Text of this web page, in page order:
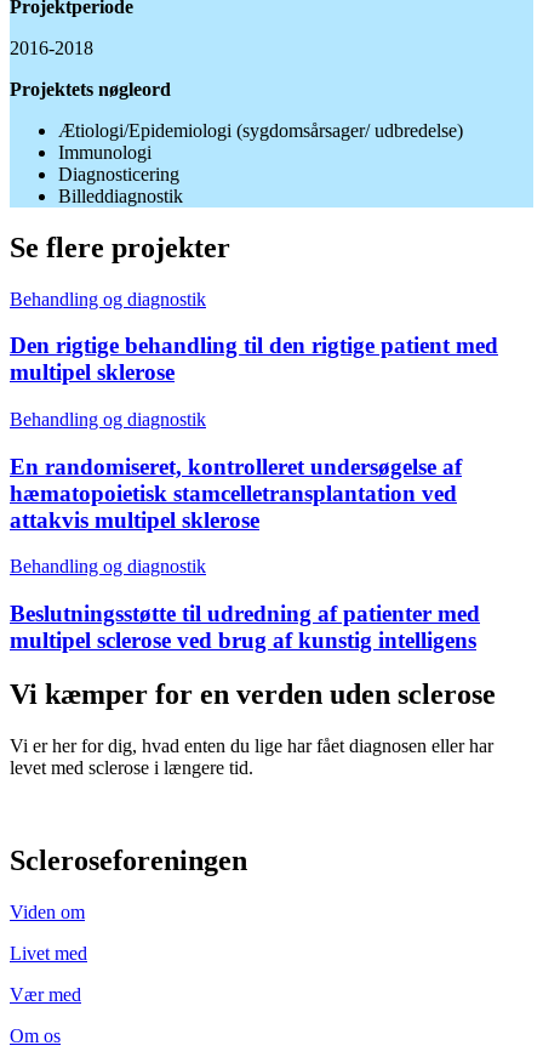
Projektperiode
2016-2018
Projektets nøgleord
Ætiologi/Epidemiologi (sygdomsårsager/ udbredelse)
Immunologi
Diagnosticering
Billeddiagnostik
Se flere projekter
Behandling og diagnostik
Den rigtige behandling til den rigtige patient med
multipel sklerose
Behandling og diagnostik
En randomiseret, kontrolleret undersøgelse af
hæmatopoietisk stamcelletransplantation ved
attakvis multipel sklerose
Behandling og diagnostik
Beslutningsstøtte til udredning af patienter med
multipel sclerose ved brug af kunstig intelligens
Vi kæmper for en verden uden sclerose
Vi er her for dig, hvad enten du lige har fået diagnosen eller har
levet med sclerose i længere tid.
Scleroseforeningen
Viden om
Livet med
Vær med
Om os